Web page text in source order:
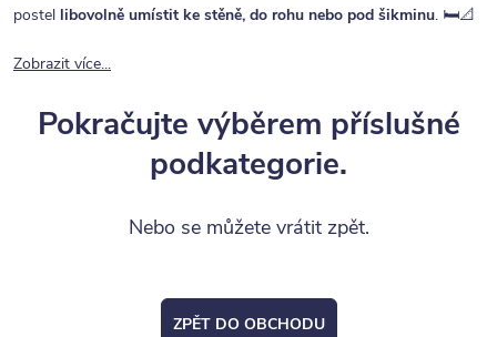
postel libovolně umístit ke stěně, do rohu nebo pod šikminu. 🛏️📐
Zobrazit více...
Pokračujte výběrem příslušné
podkategorie.
Nebo se můžete vrátit zpět.
ZPĚT DO OBCHODU